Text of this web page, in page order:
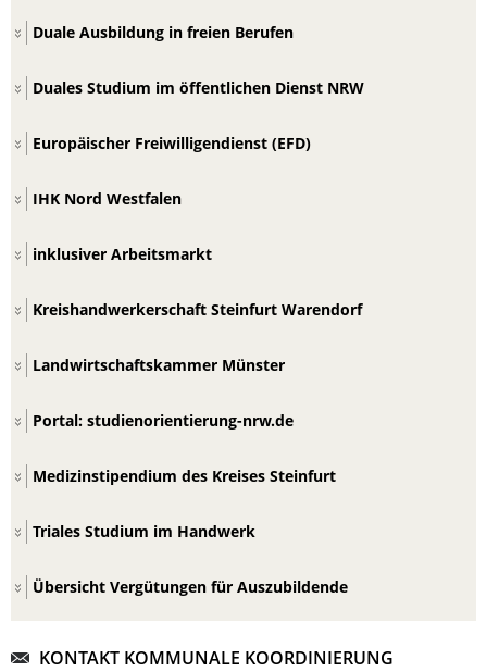
Duale Ausbildung in freien Berufen
Duales Studium im öffentlichen Dienst NRW
Europäischer Freiwilligendienst (EFD)
IHK Nord Westfalen
inklusiver Arbeitsmarkt
Kreishandwerkerschaft Steinfurt Warendorf
Landwirtschaftskammer Münster
Portal: studienorientierung-nrw.de
Medizinstipendium des Kreises Steinfurt
Triales Studium im Handwerk
Übersicht Vergütungen für Auszubildende
KONTAKT KOMMUNALE KOORDINIERUNG